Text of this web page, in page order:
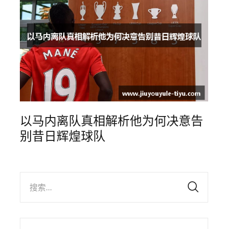
以马内离队真相解析他为何决意告
别昔日辉煌球队
搜索...